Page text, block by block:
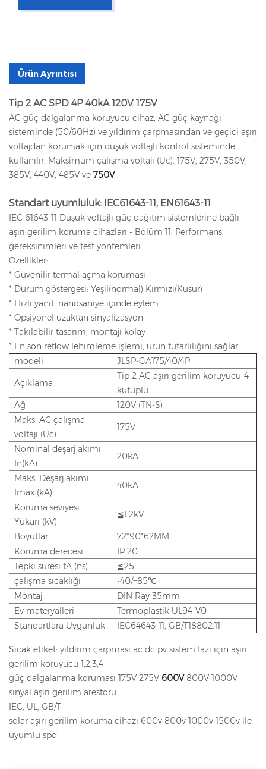
Ürün Ayrıntısı
Tip 2 AC SPD 4P 40kA 120V 175V
AC güç dalgalanma koruyucu cihaz, AC güç kaynağı
sisteminde (50/60Hz) ve yıldırım çarpmasından ve geçici aşırı
voltajdan korumak için düşük voltajlı kontrol sisteminde
kullanılır. Maksimum çalışma voltajı (Uc): 175V, 275V, 350V,
385V, 440V, 485V ve 750V .
Standart uyumluluk: IEC61643-11, EN61643-11
IEC 61643-11 Düşük voltajlı güç dağıtım sistemlerine bağlı
aşırı gerilim koruma cihazları - Bölüm 11: Performans
gereksinimleri ve test yöntemleri
Özellikler:
* Güvenilir termal açma koruması
* Durum göstergesi: Yeşil(normal) Kırmızı(Kusur)
* Hızlı yanıt: nanosaniye içinde eylem
* Opsiyonel uzaktan sinyalizasyon
* Takılabilir tasarım, montajı kolay
* En son reflow lehimleme işlemi, ürün tutarlılığını sağlar
modeli
JLSP-GA175/40/4P
Açıklama
Tip 2 AC aşırı gerilim koruyucu-4
kutuplu
Ağ
120V (TN-S)
Maks. AC çalışma
voltajı (Uc)
175V
Nominal deşarj akımı
In(kA)
20kA
Maks. Deşarj akımı
Imax (kA)
40kA
Koruma seviyesi
Yukarı (kV)
≦1.2kV
Boyutlar
72*90*62MM
Koruma derecesi
IP 20
Tepki süresi tA (ns)
≦25
çalışma sıcaklığı
-40/+85℃
Montaj
DIN Ray 35mm
Ev materyalleri
Termoplastik UL94-V0
Standartlara Uygunluk
IEC64643-11, GB/T18802.11
Sıcak etiket: yıldırım çarpması ac dc pv sistem fazı için aşırı
gerilim koruyucu 1,2,3,4
güç dalgalanma koruması 175V 275V 600V 800V 1000V
sinyal aşırı gerilim arestörü
IEC, UL, GB/T
solar aşırı gerilim koruma cihazı 600v 800v 1000v 1500v ile
uyumlu spd